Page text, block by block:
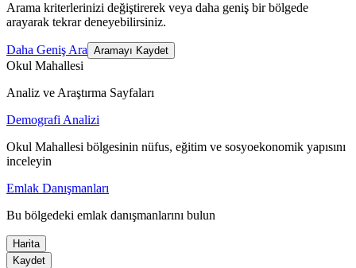
Arama kriterlerinizi değiştirerek veya daha geniş bir bölgede
arayarak tekrar deneyebilirsiniz.
Daha Geniş Ara Aramayı Kaydet
Okul Mahallesi
Analiz ve Araştırma Sayfaları
Demografi Analizi
Okul Mahallesi bölgesinin nüfus, eğitim ve sosyoekonomik yapısını
inceleyin
Emlak Danışmanları
Bu bölgedeki emlak danışmanlarını bulun
Harita
Kaydet